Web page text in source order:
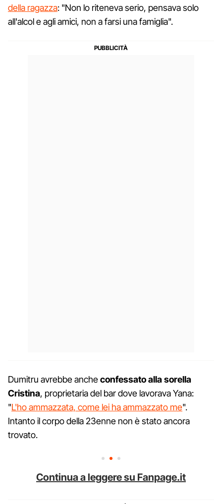
della ragazza: "Non lo riteneva serio, pensava solo
all'alcol e agli amici, non a farsi una famiglia".
Dumitru avrebbe ancheconfessato alla sorella
Cristina, proprietaria del bar dove lavorava Yana:
"L'ho ammazzata, come lei ha ammazzato me".
Intanto il corpo della 23enne non è stato ancora
trovato.
Continua a leggere su Fanpage.it